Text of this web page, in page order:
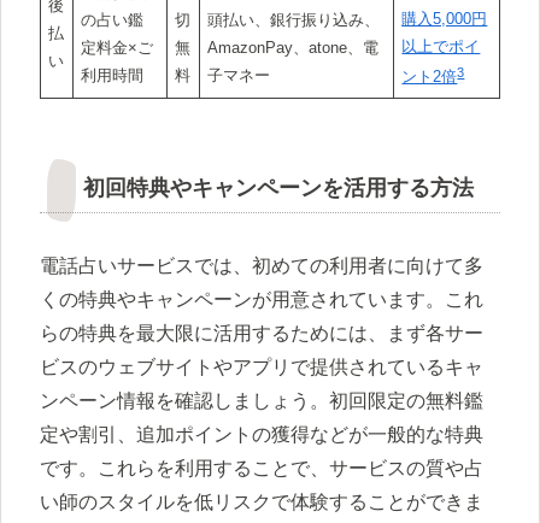
後
払
い
の占い鑑
定料金×ご
利用時間
切
無
料
頭払い、銀行振り込み、
AmazonPay、atone、電
子マネー
購入5,000円
以上でポイ
ント2倍3
初回特典やキャンペーンを活用する方法
電話占いサービスでは、初めての利用者に向けて多
くの特典やキャンペーンが用意されています。これ
らの特典を最大限に活用するためには、まず各サー
ビスのウェブサイトやアプリで提供されているキャ
ンペーン情報を確認しましょう。初回限定の無料鑑
定や割引、追加ポイントの獲得などが一般的な特典
です。これらを利用することで、サービスの質や占
い師のスタイルを低リスクで体験することができま